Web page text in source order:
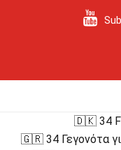
🇩🇰 34
🇬🇷 34 Γεγονότα